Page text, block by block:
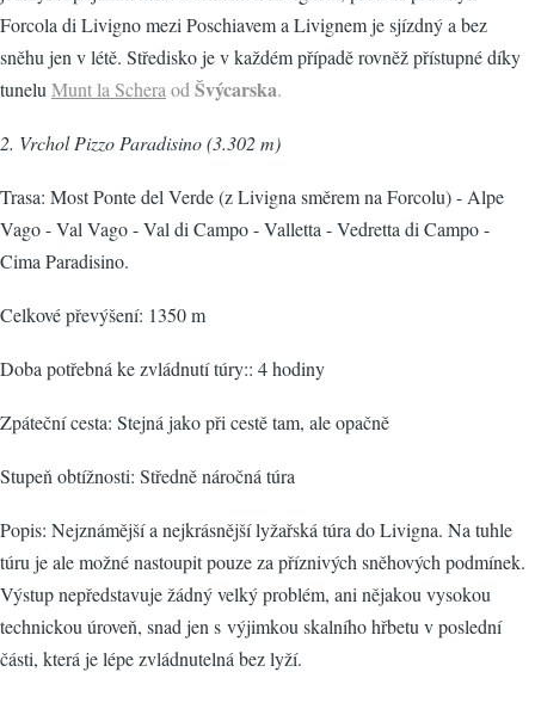
Forcola di Livigno mezi Poschiavem a Livignem je sjízdný a bez
sněhu jen v létě. Středisko je v každém případě rovněž přístupné díky
tunelu Munt la Schera od Švýcarska.
2. Vrchol Pizzo Paradisino (3.302 m)
Trasa: Most Ponte del Verde (z Livigna směrem na Forcolu) - Alpe
Vago - Val Vago - Val di Campo - Valletta - Vedretta di Campo -
Cima Paradisino.
Celkové převýšení: 1350 m
Doba potřebná ke zvládnutí túry:: 4 hodiny
Zpáteční cesta: Stejná jako při cestě tam, ale opačně
Stupeň obtížnosti: Středně náročná túra
Popis: Nejznámější a nejkrásnější lyžařská túra do Livigna. Na tuhle
túru je ale možné nastoupit pouze za příznivých sněhových podmínek.
Výstup nepředstavuje žádný velký problém, ani nějakou vysokou
technickou úroveň, snad jen s výjimkou skalního hřbetu v poslední
části, která je lépe zvládnutelná bez lyží.